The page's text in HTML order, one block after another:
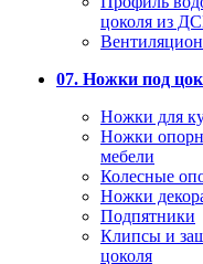
цоколя из
07. Ножки под
Ножки для
Ножки
мебели
Колесные
Ножки
Подпятники
Клипсы и
цоколя